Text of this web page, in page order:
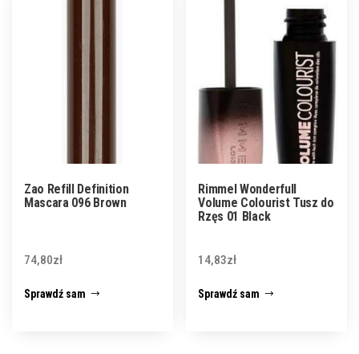
Zao Refill Definition
Mascara 096 Brown
74,80zł
Sprawdź sam
Rimmel Wonderfull
Volume Colourist Tusz do
Rzęs 01 Black
14,83zł
Sprawdź sam